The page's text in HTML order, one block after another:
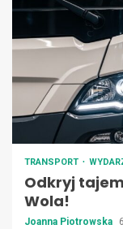
TRANSPORT
Odkryj
Wola!
Joanna Piotrowska